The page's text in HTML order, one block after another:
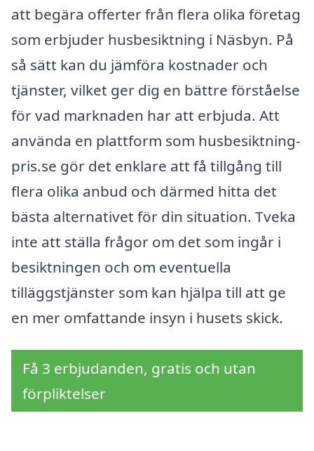
att begära offerter från flera olika företag
som erbjuder husbesiktning i Näsbyn. På
så sätt kan du jämföra kostnader och
tjänster, vilket ger dig en bättre förståelse
för vad marknaden har att erbjuda. Att
använda en plattform som husbesiktning-
pris.se gör det enklare att få tillgång till
flera olika anbud och därmed hitta det
bästa alternativet för din situation. Tveka
inte att ställa frågor om det som ingår i
besiktningen och om eventuella
tilläggstjänster som kan hjälpa till att ge
en mer omfattande insyn i husets skick.
Få 3 erbjudanden, gratis och utan
förpliktelser